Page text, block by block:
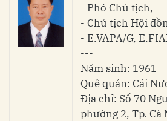
- Phó Chủ tịch,
- Chủ tịch Hội
- E.VAPA/G,
---
Năm sinh: 1961
Quê quán: Cái
Địa chỉ: Số 70
phường 2, Tp. Cà